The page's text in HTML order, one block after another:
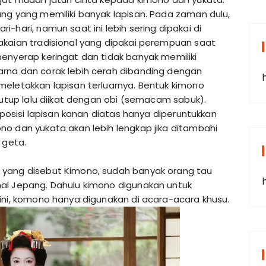
yang memiliki banyak lapisan. Pada zaman dulu,
hari, namun saat ini lebih sering dipakai di
tradisional yang dipakai perempuan saat
keringat dan tidak banyak memiliki
dan corak lebih cerah dibanding dengan
lapisan terluarnya. Bentuk kimono
lalu diikat dengan obi (semacam sabuk).
lapisan kanan diatas hanya diperuntukkan
dan yukata akan lebih lengkap jika ditambahi
geta.
disebut Kimono, sudah banyak orang tau
Jepang. Dahulu kimono digunakan untuk
komono hanya digunakan di acara-acara khusu.